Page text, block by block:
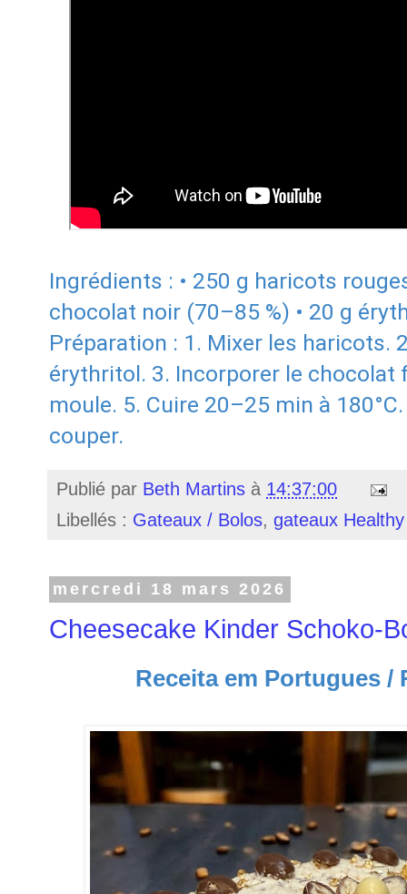
Ingrédients : • 250 g haricots
chocolat noir (70–85 %) • 20 g
Préparation : 1. Mixer les haricots.
érythritol. 3. Incorporer le chocolat
moule. 5. Cuire 20–25 min à
couper.
Publié par Beth Martins à 14:37:00
Libellés : Gateaux / Bolos, gateaux Healthy
mercredi 18 mars 2026
Cheesecake Kinder Schoko-
Receita em Portugues /